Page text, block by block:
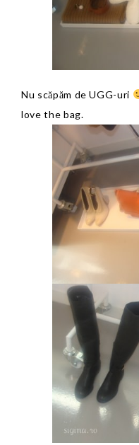
Nu scăpăm de UGG-uri
love the bag.